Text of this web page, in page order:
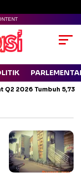
Q2 2026 Tumbuh 5,73